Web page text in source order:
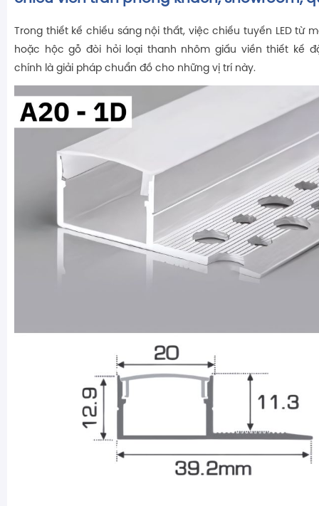
Trong thiết kế chiếu sáng nội thất, việc chiếu tuyến LED từ
hoặc hộc gỗ đòi hỏi loại thanh nhôm giấu viền thiết kế
chính là giải pháp chuẩn đồ cho những vị trí này.